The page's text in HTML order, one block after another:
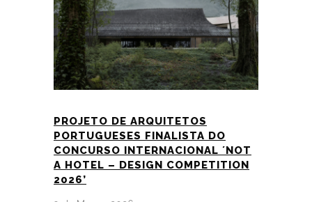
PROJETO DE ARQUITETOS
PORTUGUESES FINALISTA DO
CONCURSO INTERNACIONAL ´NOT
A HOTEL – DESIGN COMPETITION
2026’